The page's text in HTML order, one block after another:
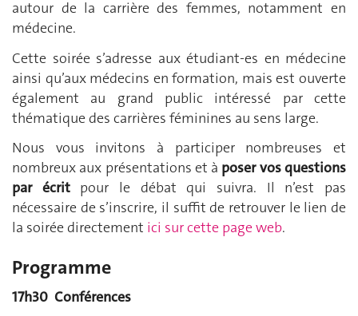
autour de la carrière des femmes, notamment en
médecine.
Cette soirée s’adresse aux étudiant-es en médecine
ainsi qu’aux médecins en formation, mais est ouverte
également au grand public intéressé par cette
thématique des carrières féminines au sens large.
Nous vous invitons à participer nombreuses et
nombreux aux présentations et à poser vos questions
par écritpour le débat qui suivra. Il n’est pas
nécessaire de s’inscrire, il suffit de retrouver le lien de
la soirée directement ici sur cette page web.
Programme
17h30 Conférences